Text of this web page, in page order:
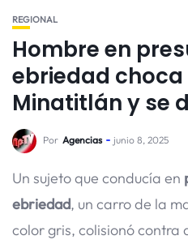
REGIONAL
Hombre en
ebriedad
Minatitlán y se
Por Agencias junio 8, 2025
Un sujeto que conducía en
ebriedad, un carro de la
color gris, colisionó contra